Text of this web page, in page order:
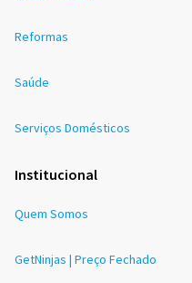
Reformas
Saúde
Serviços Domésticos
Institucional
Quem Somos
GetNinjas | Preço Fechado